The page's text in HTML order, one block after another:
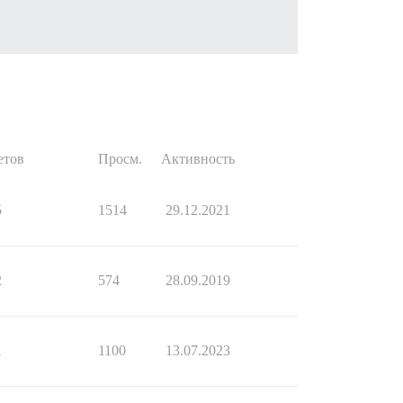
Просм. Активность
1514 29.12.2021
574 28.09.2019
1100 13.07.2023